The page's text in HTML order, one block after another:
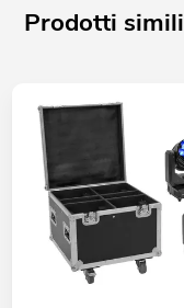
Prodotti simili